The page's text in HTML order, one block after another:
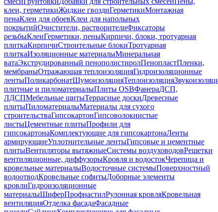
клеи, герметикиЖидкие гвоздиГерметикиМонтажная
пенаКлеи для обоевКлеи для напольных
покрытийОчистители, растворителиФиксаторы
резьбыКлеиГерметики, пеныКирпичи, блоки, тротуарная
плиткаКирпичиСтроительные блокиТротуарная
плиткаИзоляционные материалыМинеральная
ватаЭкструдированный пенополистиролПенопластПленки,
мембраныОтражающая теплоизоляцияГидроизоляционные
лентыПоликарбонатШумоизоляцияТеплоизоляция
плитные и пиломатериалыПлиты OSBФанераДСП,
ЛДСПМебельные щитыТеррасные доскиДревесные
плитыПиломатериалыМатериалы для сухого
строительстваГипсокартонГипсоволокнистые
листыЦементные плитыПрофили для
гипсокартонаКомплектующие для гипсокартонаЛенты
армирующиеУплотнительные лентыГипсовые и цементные
плитыВентиляторы вытяжныеСистемы воздуховодовРешетки
вентиляционные, диффузорыКровля и водостокЧерепица и
кровельные материалыВодосточные системыПоверхностный
водоотводКровельные софитыДоборные элементы
кровлиГидроизоляционные
материалыШиферПрофнастилРулонная кровляКровельная
вентиляцияОтделка фасадаФасадные